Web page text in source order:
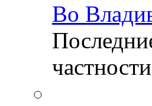
Во